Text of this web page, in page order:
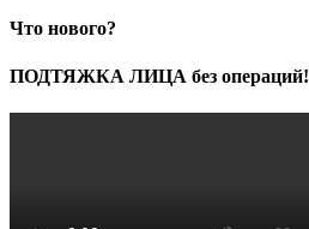
Что нового?
ПОДТЯЖКА ЛИЦА без операций!